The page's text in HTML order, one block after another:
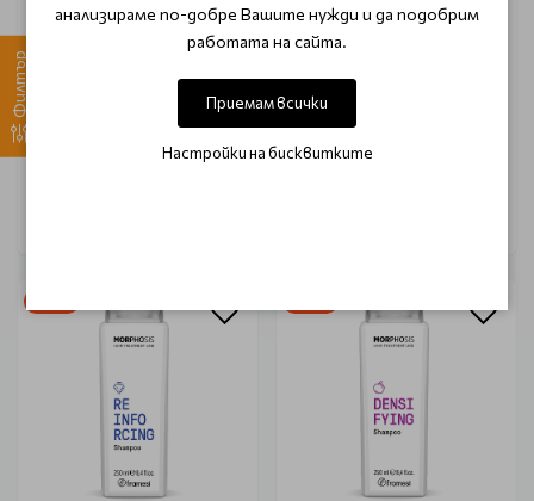
Филтър
Хидратиращ шампоан с
Шампоан за запазване на
color protect 250ml
€ 15.60 (30.51 лв.)
€ 18.36 (35.90 лв.)
анализираме по-добре Вашите нужди и да подобрим
работата на сайта.
Приемам всички
Настройки на бисквитките